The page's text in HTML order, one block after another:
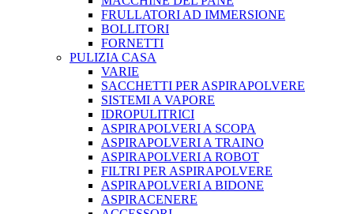
FRULLATORI AD IMMERSIONE
BOLLITORI
FORNETTI
PULIZIA CASA
VARIE
SACCHETTI PER ASPIRAPOLVERE
SISTEMI A VAPORE
IDROPULITRICI
ASPIRAPOLVERI A SCOPA
ASPIRAPOLVERI A TRAINO
ASPIRAPOLVERI A ROBOT
FILTRI PER ASPIRAPOLVERE
ASPIRAPOLVERI A BIDONE
ASPIRACENERE